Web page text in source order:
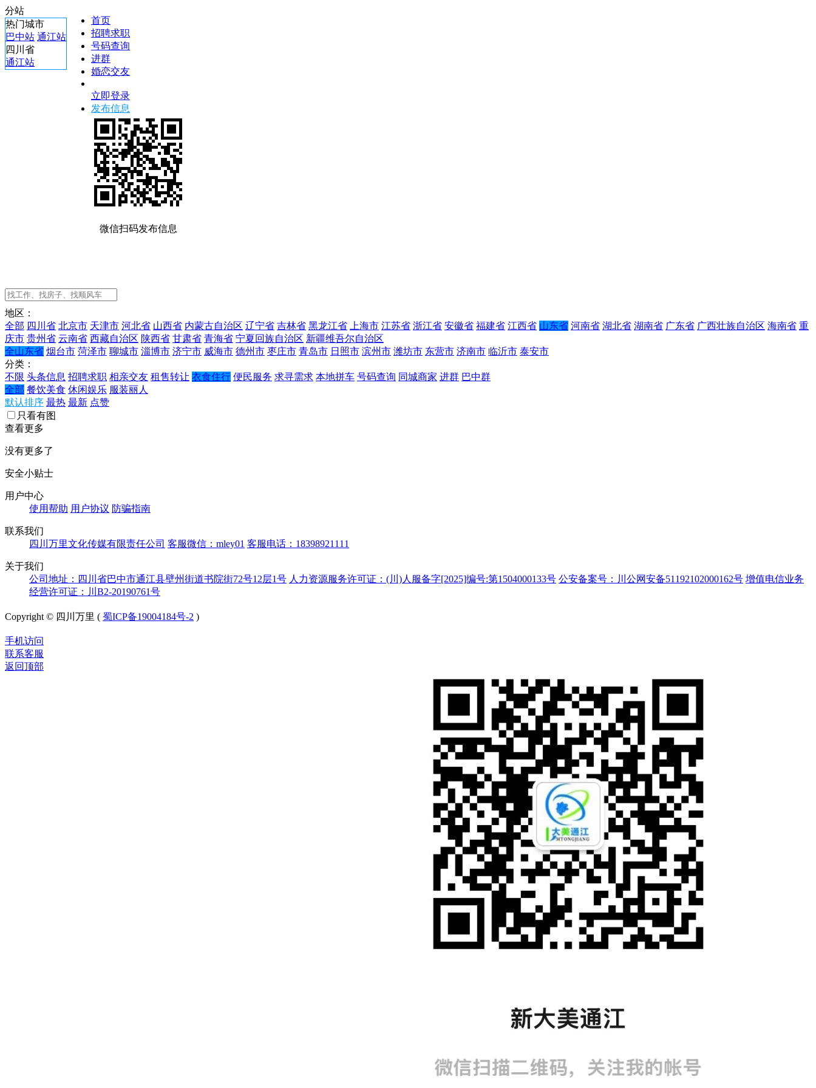
分站
热门城市
巴中站 通江站
四川省
通江站
首页
招聘求职
号码查询
进群
婚恋交友
立即登录
发布信息
微信扫码发布信息
地区：
全部 四川省 北京市 天津市 河北省 山西省 内蒙古自治区 辽宁省 吉林省 黑龙江省 上海市 江苏省 浙江省 安徽省 福建省 江西省 山东省 河南省 湖北省 湖南省 广东省 广西壮族自治区 海南省 重
庆市 贵州省 云南省 西藏自治区 陕西省 甘肃省 青海省 宁夏回族自治区 新疆维吾尔自治区
全山东省 烟台市 菏泽市 聊城市 淄博市 济宁市 威海市 德州市 枣庄市 青岛市 日照市 滨州市 潍坊市 东营市 济南市 临沂市 泰安市
分类：
不限 头条信息 招聘求职 相亲交友 租售转让 衣食住行 便民服务 求寻需求 本地拼车 号码查询 同城商家 进群 巴中群
全部 餐饮美食 休闲娱乐 服装丽人
默认排序 最热 最新 点赞
只看有图
查看更多
没有更多了
安全小贴士
用户中心
使用帮助 用户协议 防骗指南
联系我们
四川万里文化传媒有限责任公司 客服微信：mley01 客服电话：18398921111
关于我们
公司地址：四川省巴中市通江县壁州街道书院街72号12层1号 人力资源服务许可证：(川)人服备字[2025]编号:第1504000133号 公安备案号：川公网安备51192102000162号 增值电信业务
经营许可证：川B2-20190761号
Copyright © 四川万里 ( 蜀ICP备19004184号-2 )
手机访问
联系客服
返回顶部